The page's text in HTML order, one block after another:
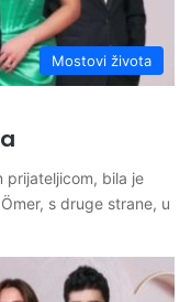
Mostovi života
prijateljicom, bila je
s druge strane, u